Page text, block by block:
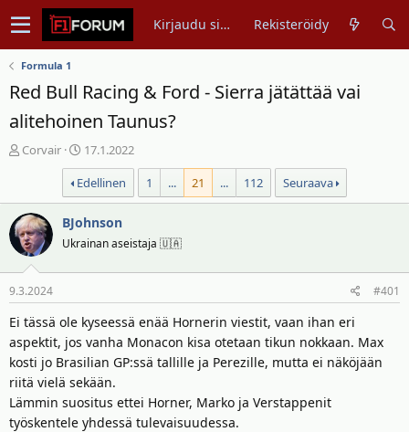
Kirjaudu sisään Rekisteröidy
Formula 1
Red Bull Racing & Ford - Sierra jätättää vai
alitehoinen Taunus?
V
s
t
i
k
e
t
u
n
a
l
o
i
Corvair
A
l
o
i
t
u
p
i
v
ä
m
ä
ä
r
17.1.2022
Edellinen
1 ... 21 ... 112 Seuraava
BJohnson
Ukrainan aseistaja 🇺🇦
9.3.2024 #401
Ei tässä ole kyseessä enää Hornerin viestit, vaan ihan eri
aspektit, jos vanha Monacon kisa otetaan tikun nokkaan. Max
kosti jo Brasilian GP:ssä tallille ja Perezille, mutta ei näköjään
riitä vielä sekään.
Lämmin suositus ettei Horner, Marko ja Verstappenit
työskentele yhdessä tulevaisuudessa.